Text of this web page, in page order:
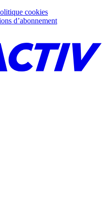
cookies
d’abonnement